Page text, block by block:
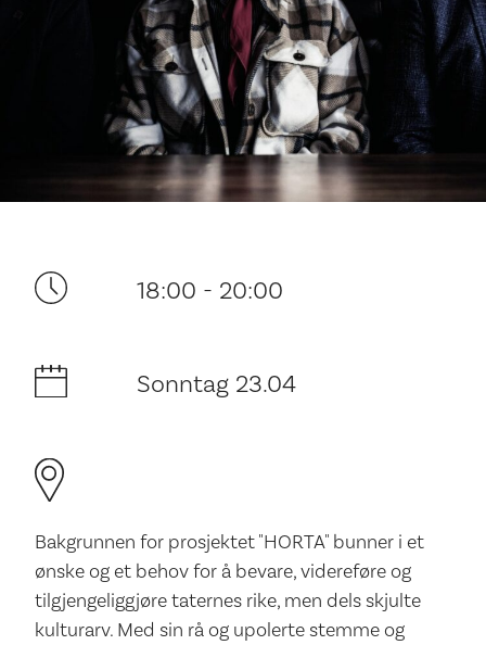
Ditt besøk
Musikk
Historie og arkitektur
18:00 - 20:00
Sonntag 23.04
Bakgrunnen for prosjektet "HORTA" bunner i et
ønske og et behov for å bevare, videreføre og
tilgjengeliggjøre taternes rike, men dels skjulte
kulturarv. Med sin rå og upolerte stemme og